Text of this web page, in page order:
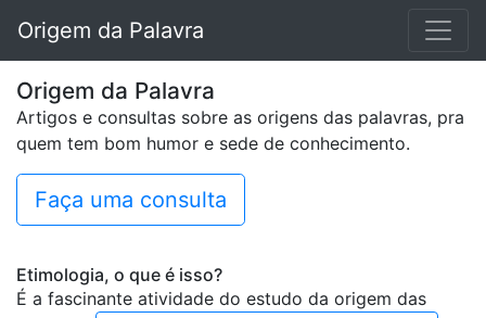
Origem da Palavra
Origem da Palavra
Artigos e consultas sobre as origens das palavras, pra
quem tem bom humor e sede de conhecimento.
Faça uma consulta
Etimologia, o que é isso?
É a fascinante atividade do estudo da origem das